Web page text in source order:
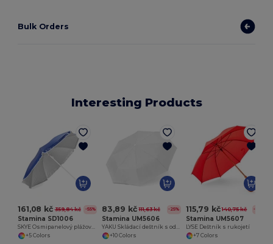
Bulk Orders
Interesting Products
161,08 kč 359,84 kč -55%
Stamina SD1006
+5 Colors
83,89 kč 111,63 kč -25%
Stamina UM5606
+10 Colors
115,79 kč 140,75 kč -18%
Stamina UM5607
LYSE Deštník s rukojetí
+7 Colors